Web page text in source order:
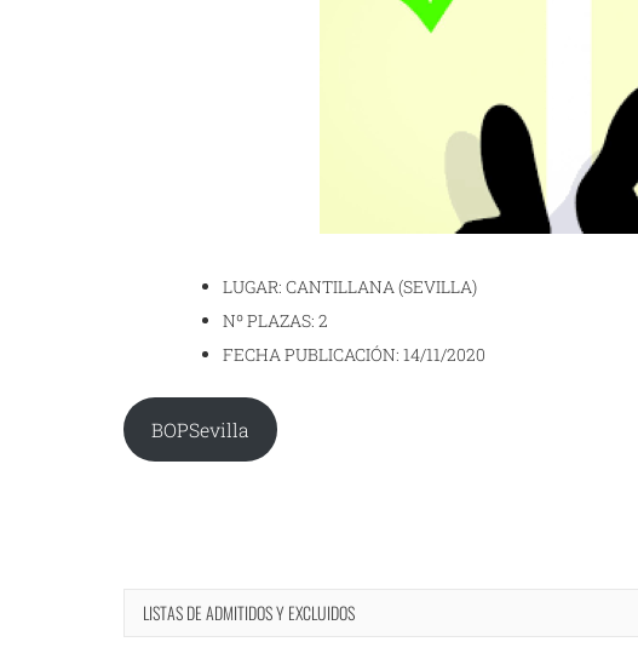
LUGAR: CANTILLANA (SEVILLA)
Nº PLAZAS: 2
FECHA PUBLICACIÓN: 14/11/2020
BOPSevilla
LISTAS DE ADMITIDOS Y EXCLUIDOS